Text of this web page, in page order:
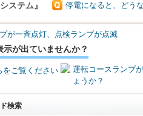
ステム』 停電になると、どう
示が出ていませんか？
運転コースランプ
ょうか？
検索